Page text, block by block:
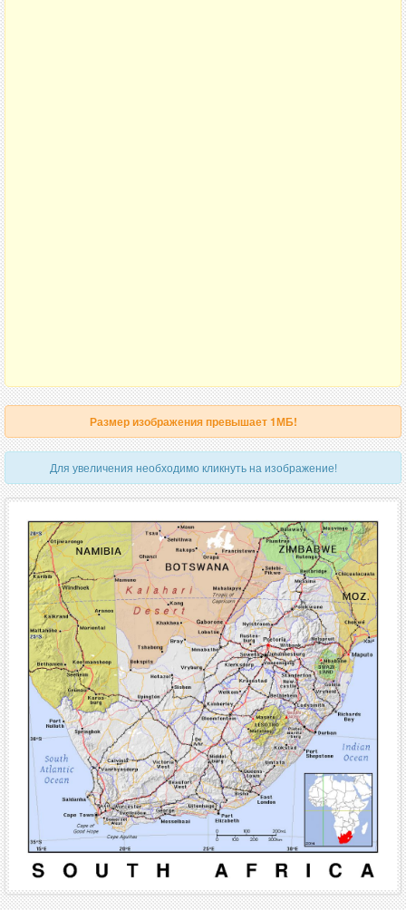
Размер изображения превышает 1МБ!
Для увеличения необходимо кликнуть на изображение!